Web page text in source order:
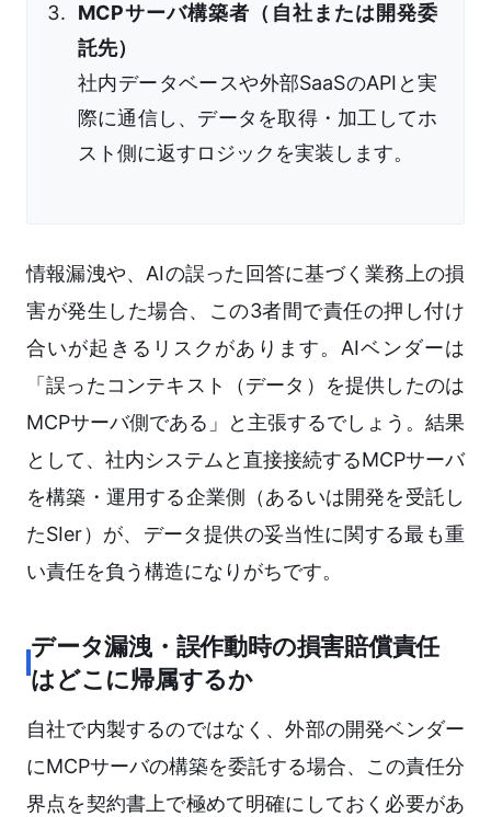
MCPサーバ構築者（自社または開発委
託先）
社内データベースや外部SaaSのAPIと実
際に通信し、データを取得・加工してホ
スト側に返すロジックを実装します。
情報漏洩や、AIの誤った回答に基づく業務上の損
害が発生した場合、この3者間で責任の押し付け
合いが起きるリスクがあります。AIベンダーは
「誤ったコンテキスト（データ）を提供したのは
MCPサーバ側である」と主張するでしょう。結果
として、社内システムと直接接続するMCPサーバ
を構築・運用する企業側（あるいは開発を受託し
たSIer）が、データ提供の妥当性に関する最も重
い責任を負う構造になりがちです。
データ漏洩・誤作動時の損害賠償責任
はどこに帰属するか
自社で内製するのではなく、外部の開発ベンダー
にMCPサーバの構築を委託する場合、この責任分
界点を契約書上で極めて明確にしておく必要があ